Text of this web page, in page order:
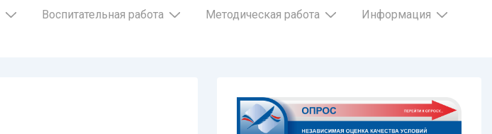
Воспитательная работа Методическая работа Информация